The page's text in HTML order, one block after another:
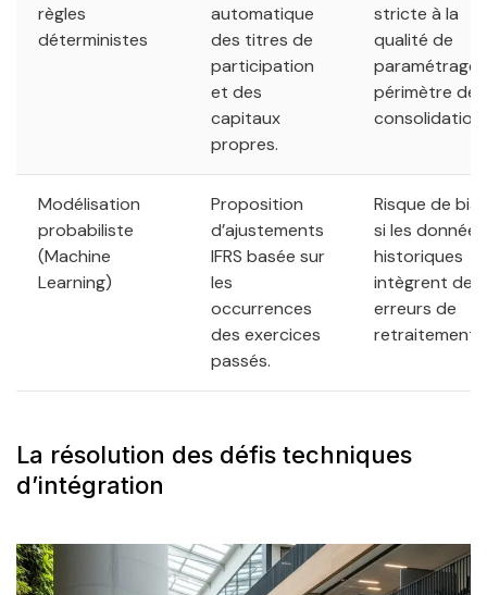
règles
déterministes
automatique
des titres de
participation
et des
capitaux
propres.
stricte à la
qualité de
paramétrage
périmètre de
consolidation.
Modélisation
probabiliste
(Machine
Learning)
Proposition
d’ajustements
IFRS basée sur
les
occurrences
des exercices
passés.
Risque de
si les données
historiques
intègrent des
erreurs de
retraitement.
La résolution des défis techniques
d’intégration